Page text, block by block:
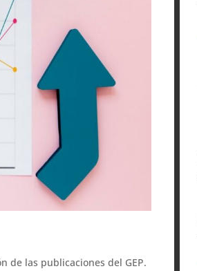
de las publicaciones del GEP.